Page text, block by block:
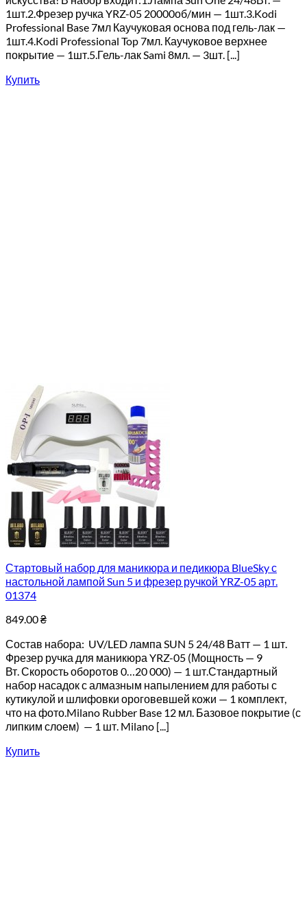
1шт.2.Фрезер ручка YRZ-05 20000об/мин — 1шт.3.Kodi
Professional Base 7мл Каучуковая основа под гель-лак —
1шт.4.Kodi Professional Top 7мл. Каучуковое верхнее
покрытие — 1шт.5.Гель-лак Sami 8мл. — 3шт. [...]
Купить
Стартовый набор для маникюра и педикюра BlueSky с
настольной лампой Sun 5 и фрезер ручкой YRZ-05 арт.
01374
849.00₴
Состав набора: UV/LED лампа SUN 5 24/48 Ватт — 1 шт.
Фрезер ручка для маникюра YRZ-05 (Мощность — 9
Вт. Скорость оборотов 0…20 000) — 1 шт.Стандартный
набор насадок с алмазным напылением для работы с
кутикулой и шлифовки ороговевшей кожи — 1 комплект,
что на фото.Milano Rubber Base 12 мл. Базовое покрытие (с
липким слоем) — 1 шт. Milano [...]
Купить